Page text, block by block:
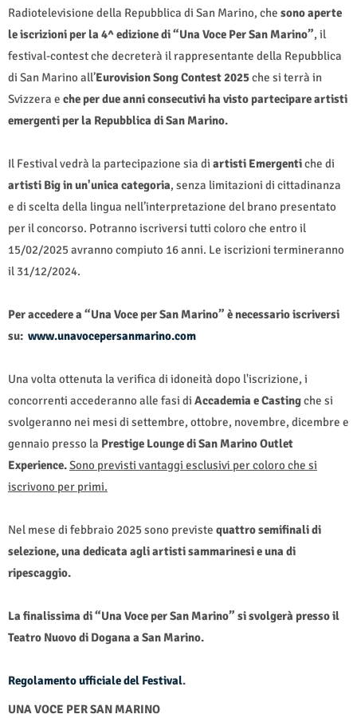
Radiotelevisione della Repubblica di San Marino, che sono aperte
le iscrizioni per la 4^ edizione di “Una Voce Per San Marino”, il
festival-contest che decreterà il rappresentante della Repubblica
di San Marino all’Eurovision Song Contest 2025che si terrà in
Svizzera e che per due anni consecutivi ha visto partecipare artisti
emergenti per la Repubblica di San Marino.
Il Festival vedrà la partecipazione sia di artisti Emergentiche di
artisti Big in un'unica categoria, senza limitazioni di cittadinanza
e di scelta della lingua nell’interpretazione del brano presentato
per il concorso. Potranno iscriversi tutti coloro che entro il
15/02/2025 avranno compiuto 16 anni. Le iscrizioni termineranno
il 31/12/2024.
Per accedere a “Una Voce per San Marino” è necessario iscriversi
su: www.unavocepersanmarino.com
Una volta ottenuta la verifica di idoneità dopo l'iscrizione, i
concorrenti accederanno alle fasi di Accademia e Castingche si
svolgeranno nei mesi di settembre, ottobre, novembre, dicembre e
gennaio presso la Prestige Lounge di San Marino Outlet
Experience.Sono previsti vantaggi esclusivi per coloro che si
iscrivono per primi.
Nel mese di febbraio 2025 sono previste quattrosemifinali di
selezione, una dedicata agli artisti sammarinesi e una di
ripescaggio.
La finalissima di “Una Voce per San Marino” si svolgerà presso il
Teatro Nuovo di Dogana a San Marino.
Regolamento ufficiale del Festival.
UNA VOCE PER SAN MARINO